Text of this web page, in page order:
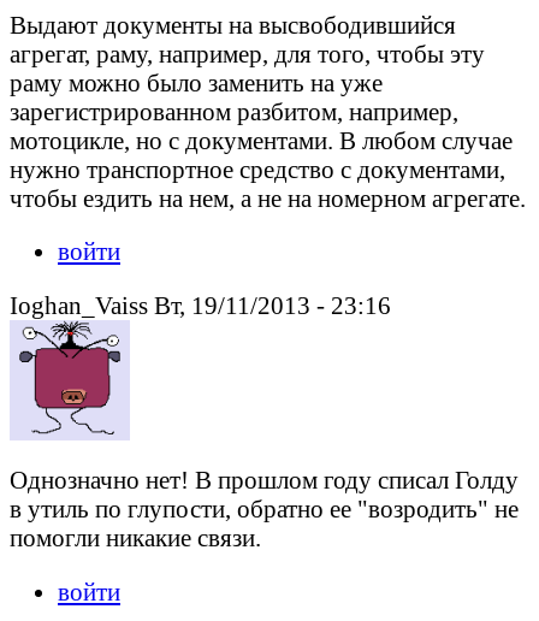
Выдают документы на высвободившийся
агрегат, раму, например, для того, чтобы эту
раму можно было заменить на уже
зарегистрированном разбитом, например,
мотоцикле, но с документами. В любом случае
нужно транспортное средство с документами,
чтобы ездить на нем, а не на номерном агрегате.
войти
Ioghan_Vaiss Вт, 19/11/2013 - 23:16
Однозначно нет! В прошлом году списал Голду
в утиль по глупости, обратно ее "возродить" не
помогли никакие связи.
войти